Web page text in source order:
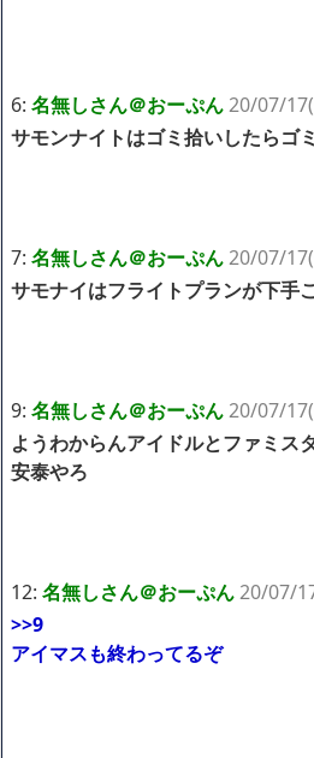
6: 名無しさん＠おーぷん20/07/
サモンナイトはゴミ拾いしたらゴ
7: 名無しさん＠おーぷん20/07/
サモナイはフライトプランが下手
9: 名無しさん＠おーぷん20/07/
ようわからんアイドルとファミス
安泰やろ
12: 名無しさん＠おーぷん20/07/
>>9
アイマスも終わってるぞ